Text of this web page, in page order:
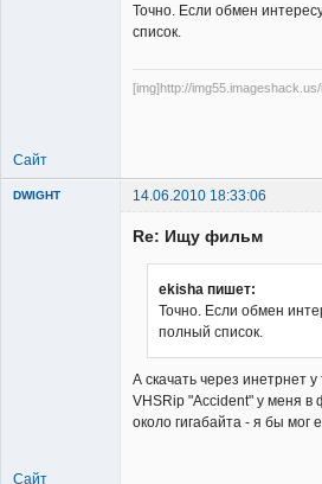
Точно. Если обмен
список.
[img]http://
Сайт
DWIGHT 14.06.2010 18:33:06
Re: Ищу фильм
ekisha пишет:
Точно. Если обмен
полный список.
А скачать через инетрнет
VHSRip "Accident" у меня в
около гигабайта - я бы мог
Сайт